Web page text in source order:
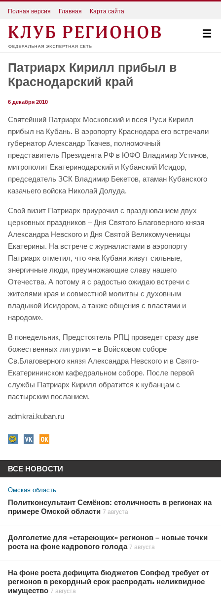
Полная версия Главная Карта сайта
Патриарх Кирилл прибыл в
Краснодарский край
6 декабря 2010
Святейший Патриарх Московский и всея Руси Кирилл
прибыл на Кубань. В аэропорту Краснодара его встречали
губернатор Александр Ткачев, полномочный
представитель Президента РФ в ЮФО Владимир Устинов,
митрополит Екатеринодарский и Кубанский Исидор,
председатель ЗСК Владимир Бекетов, атаман Кубанского
казачьего войска Николай Долуда.
Свой визит Патриарх приурочил с празднованием двух
церковных праздников – Дня Святого Благоверного князя
Александра Невского и Дня Святой Великомученицы
Екатерины. На встрече с журналистами в аэропорту
Патриарх отметил, что «на Кубани живут сильные,
энергичные люди, преумножающие славу нашего
Отечества. А потому я с радостью ожидаю встречи с
жителями края и совместной молитвы с духовным
владыкой Исидором, а также общения с властями и
народом».
В понедельник, Предстоятель РПЦ проведет сразу две
божественных литургии – в Войсковом соборе
Св.Благоверного князя Александра Невского и в Свято-
Екатерининском кафедральном соборе. После первой
службы Патриарх Кирилл обратится к кубанцам с
пастырским посланием.
admkrai.kuban.ru
ВСЕ НОВОСТИ
Омская область
Политконсультант Семёнов: столичность в регионах на
примере Омской области 7 августа
Долголетие для «стареющих» регионов – новые точки
роста на фоне кадрового голода 7 августа
На фоне роста дефицита бюджетов Совфед требует от
регионов в рекордный срок распродать неликвидное
имущество 7 августа